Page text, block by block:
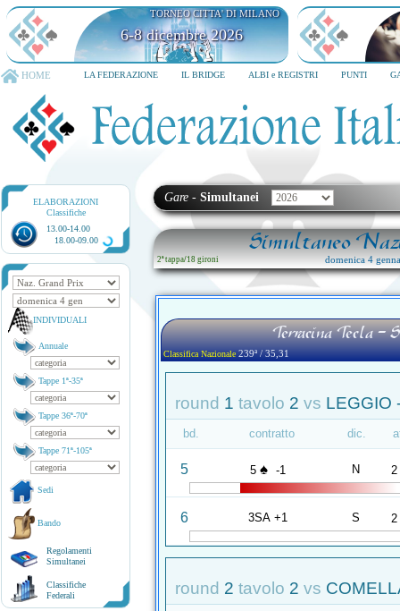
TORNEO CITTA' DI MILANO
6-8 dicembre 2026
HOME LA FEDERAZIONE IL BRIDGE ALBI e REGISTRI PUNTI
ELABORAZIONI
Classifiche
13.00-14.00
18.00-09.00
INDIVIDUALI
Annuale
Tappe 1ª-35ª
Tappe 36ª-70ª
Tappe 71ª-105ª
Sedi
Bando
Regolamenti
Simultanei
Classifiche
Federali
Gare - Simultanei
Simultaneo
2ª tappa/18 gironi domenica 4
Terracina Tecla -
Classifica Nazionale239ª / 35,31
round 1 tavolo 2 vs LEGGIO
bd. contratto dic.
5 5 ♠ -1 N 2
6 3SA +1 S 2
round 2 tavolo 2 vs